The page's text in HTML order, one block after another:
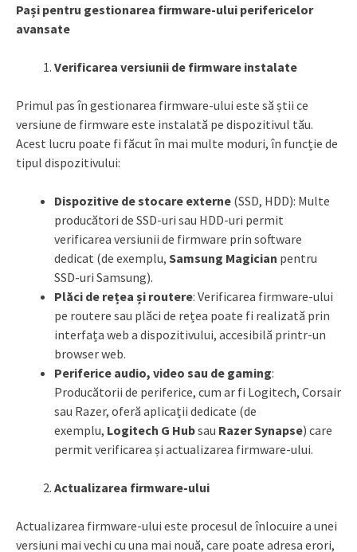
Pași pentru gestionarea firmware-ului perifericelor
avansate
Verificarea versiunii de firmware instalate
Primul pas în gestionarea firmware-ului este să știi ce
versiune de firmware este instalată pe dispozitivul tău.
Acest lucru poate fi făcut în mai multe moduri, în funcție de
tipul dispozitivului:
Dispozitive de stocare externe (SSD, HDD): Multe
producători de SSD-uri sau HDD-uri permit
verificarea versiunii de firmware prin software
dedicat (de exemplu, Samsung Magician pentru
SSD-uri Samsung).
Plăci de rețea și routere: Verificarea firmware-ului
pe routere sau plăci de rețea poate fi realizată prin
interfața web a dispozitivului, accesibilă printr-un
browser web.
Periferice audio, video sau de gaming:
Producătorii de periferice, cum ar fi Logitech, Corsair
sau Razer, oferă aplicații dedicate (de
exemplu, Logitech G Hubsau Razer Synapse) care
permit verificarea și actualizarea firmware-ului.
Actualizarea firmware-ului
Actualizarea firmware-ului este procesul de înlocuire a unei
versiuni mai vechi cu una mai nouă, care poate adresa erori,